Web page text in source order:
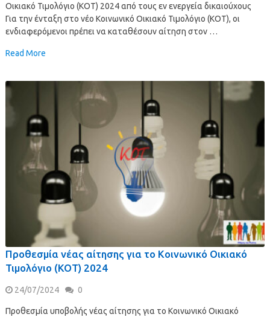
Οικιακό Τιμολόγιο (ΚΟΤ) 2024 από τους εν ενεργεία δικαιούχους
Για την ένταξη στο νέο Κοινωνικό Οικιακό Τιμολόγιο (ΚΟΤ), οι
ενδιαφερόμενοι πρέπει να καταθέσουν αίτηση στον …
Read More
Προθεσμία νέας αίτησης για το Κοινωνικό Οικιακό
Τιμολόγιο (ΚΟΤ) 2024
24/07/2024 0
Προθεσμία υποβολής νέας αίτησης για το Κοινωνικό Οικιακό